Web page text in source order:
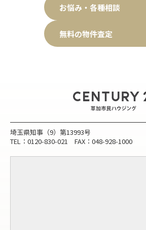
お悩み・各種相談
無料の物件査定
埼玉県知事（9）第13993号
TEL：0120-830-021 FAX：048-928-1000